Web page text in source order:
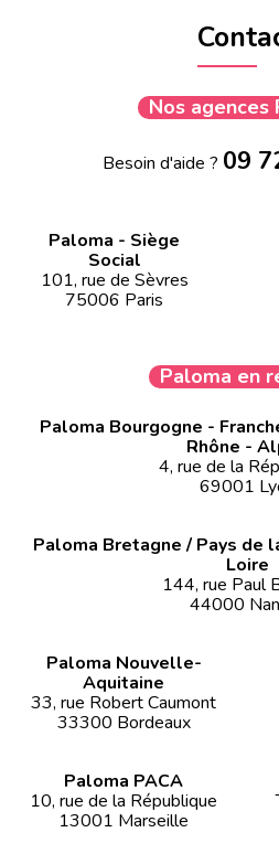
Nos agences
Besoin d'aide ? 09
Paloma - Siège
Social
101, rue de Sèvres
75006 Paris
Paloma en
Paloma Bourgogne -
Rhône -
4, rue de la
69001
Paloma Bretagne / Pays de
Loire
144, rue Paul
44000
Paloma Nouvelle-
Aquitaine
33, rue Robert Caumont
33300 Bordeaux
Paloma PACA
10, rue de la République
13001 Marseille